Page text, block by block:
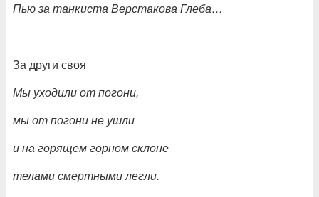
Пью за танкиста Верстакова Глеба…
За други своя
Мы уходили от погони,
мы от погони не ушли
и на горящем горном склоне
телами смертными легли.